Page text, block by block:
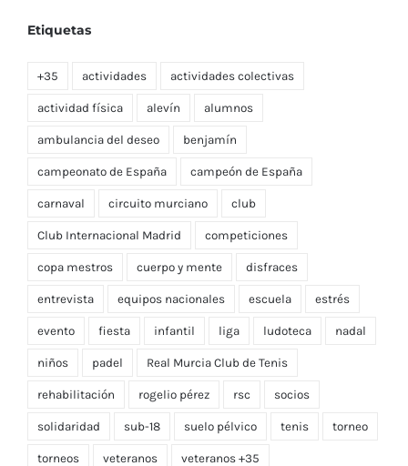
Etiquetas
+35 actividades actividades colectivas
actividad física alevín alumnos
ambulancia del deseo benjamín
campeonato de España campeón de España
carnaval circuito murciano club
Club Internacional Madrid competiciones
copa mestros cuerpo y mente disfraces
entrevista equipos nacionales escuela estrés
evento fiesta infantil liga ludoteca nadal
niños padel Real Murcia Club de Tenis
rehabilitación rogelio pérez rsc socios
solidaridad sub-18 suelo pélvico tenis torneo
torneos veteranos veteranos +35